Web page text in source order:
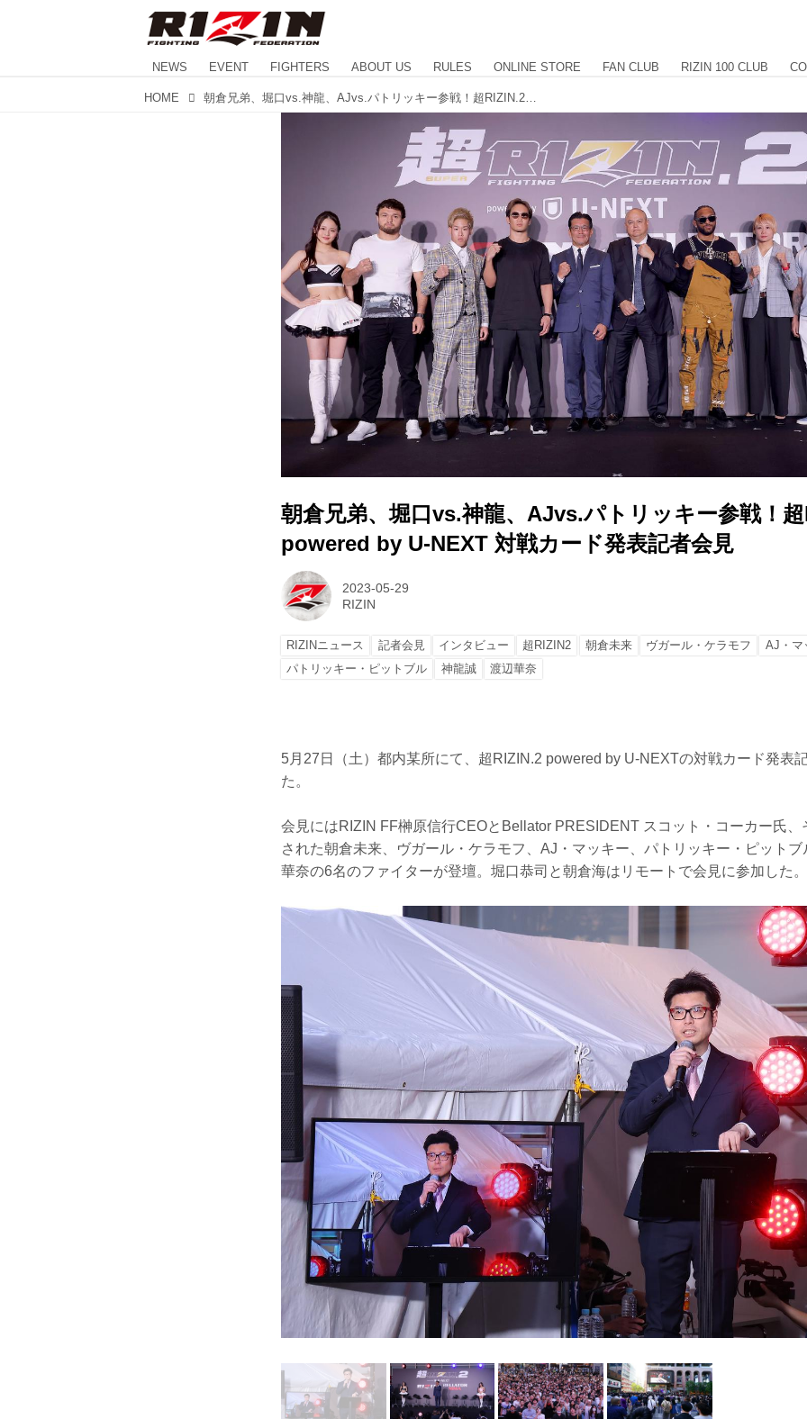
NEWS EVENT FIGHTERS ABOUT US RULES ONLINE STORE FAN CLUB RIZIN 100 CLUB
HOME
朝倉兄弟、堀口vs.神龍、AJvs.パトリッキー参戦！
powered by U-NEXT 対戦カード発表記者会見
2023-05-29
RIZIN
RIZINニュース 記者会見 インタビュー 超RIZIN2 朝倉未来 ヴガール・ケラモフ
AJ・マ
パトリッキー・ピットブル
神龍誠 渡辺華奈
5月27日（土）都内某所にて、超RIZIN.2 powered by U-NEXTの対戦カード発表
た。
会見にはRIZIN FF榊原信行CEOとBellator PRESIDENT スコット・コーカー氏、
された朝倉未来、ヴガール・ケラモフ、AJ・マッキー、パトリッキー・ピット
華奈の6名のファイターが登壇。堀口恭司と朝倉海はリモートで会見に参加した。